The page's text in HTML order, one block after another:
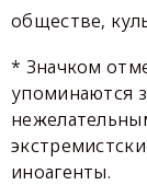
обществе,
* Значком
упоминаются
иноагенты.